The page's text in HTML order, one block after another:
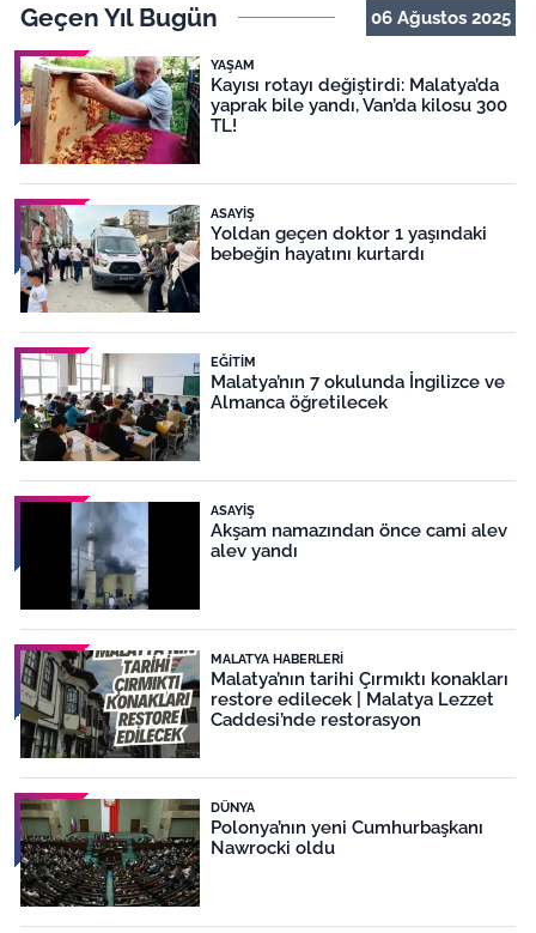
Geçen Yıl Bugün 06 Ağustos 2025
YAŞAM
Kayısı rotayı değiştirdi: Malatya’da
yaprak bile yandı, Van’da kilosu 300
TL!
ASAYIŞ
Yoldan geçen doktor 1 yaşındaki
bebeğin hayatını kurtardı
EĞITIM
Malatya’nın 7 okulunda İngilizce ve
Almanca öğretilecek
ASAYIŞ
Akşam namazından önce cami alev
alev yandı
MALATYA HABERLERI
Malatya’nın tarihi Çırmıktı konakları
restore edilecek | Malatya Lezzet
Caddesi’nde restorasyon
DÜNYA
Polonya’nın yeni Cumhurbaşkanı
Nawrocki oldu